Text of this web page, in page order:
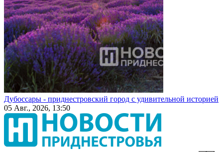
Дубоссары - приднестровский город с удивительной историей
05 Авг., 2026, 13:50